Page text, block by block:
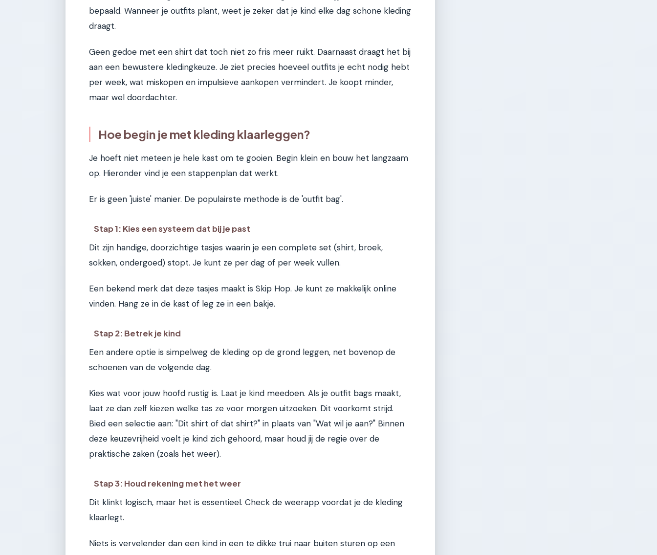
bepaald. Wanneer je outfits plant, weet je zeker dat je kind elke dag schone kleding
draagt.
Geen gedoe met een shirt dat toch niet zo fris meer ruikt. Daarnaast draagt het bij
aan een bewustere kledingkeuze. Je ziet precies hoeveel outfits je echt nodig hebt
per week, wat miskopen en impulsieve aankopen vermindert. Je koopt minder,
maar wel doordachter.
Hoe begin je met kleding klaarleggen?
Je hoeft niet meteen je hele kast om te gooien. Begin klein en bouw het langzaam
op. Hieronder vind je een stappenplan dat werkt.
Er is geen 'juiste' manier. De populairste methode is de 'outfit bag'.
Stap 1: Kies een systeem dat bij je past
Dit zijn handige, doorzichtige tasjes waarin je een complete set (shirt, broek,
sokken, ondergoed) stopt. Je kunt ze per dag of per week vullen.
Een bekend merk dat deze tasjes maakt is Skip Hop. Je kunt ze makkelijk online
vinden. Hang ze in de kast of leg ze in een bakje.
Stap 2: Betrek je kind
Een andere optie is simpelweg de kleding op de grond leggen, net bovenop de
schoenen van de volgende dag.
Kies wat voor jouw hoofd rustig is. Laat je kind meedoen. Als je outfit bags maakt,
laat ze dan zelf kiezen welke tas ze voor morgen uitzoeken. Dit voorkomt strijd.
Bied een selectie aan: "Dit shirt of dat shirt?" in plaats van "Wat wil je aan?" Binnen
deze keuzevrijheid voelt je kind zich gehoord, maar houd jij de regie over de
praktische zaken (zoals het weer).
Stap 3: Houd rekening met het weer
Dit klinkt logisch, maar het is essentieel. Check de weerapp voordat je de kleding
klaarlegt.
Niets is vervelender dan een kind in een te dikke trui naar buiten sturen op een